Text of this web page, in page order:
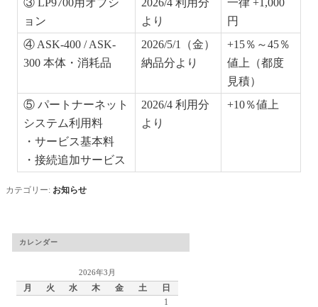
③ LP9700用オプシ
ョン
2026/4 利用分
より
一律 +1,000
円
④ ASK-400 / ASK-
300 本体・消耗品
2026/5/1（金）
納品分より
+15％～45％
値上（都度
見積）
⑤ パートナーネット
システム利用料
・サービス基本料
・接続追加サービス
2026/4 利用分
より
+10％値上
カテゴリー: お知らせ
カレンダー
2026年3月
月 火 水 木 金 土
日
1